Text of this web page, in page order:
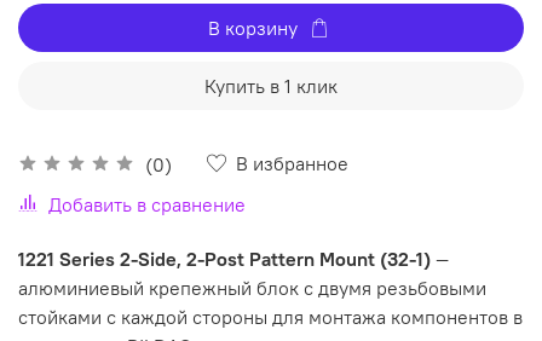
(0)
В избранное
Добавить в сравнение
В корзину
Купить в 1 клик
1221 Series 2-Side, 2-Post Pattern Mount (32-1) —
алюминиевый крепежный блок с двумя резьбовыми
стойками с каждой стороны для монтажа компонентов в